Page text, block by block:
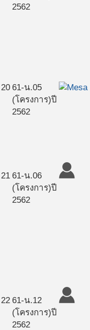
2562
20 61-น.05
(โครงการ)ปี
2562
21 61-น.06
(โครงการ)ปี
2562
22 61-น.12
(โครงการ)ปี
2562